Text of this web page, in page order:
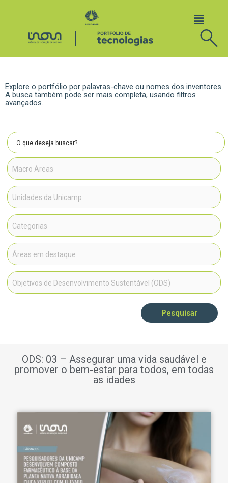
Explore o portfólio por palavras-chave ou nomes dos inventores.
A busca também pode ser mais completa, usando filtros
avançados.
Pesquisar
ODS: 03 – Assegurar uma vida saudável e
promover o bem-estar para todos, em todas
as idades